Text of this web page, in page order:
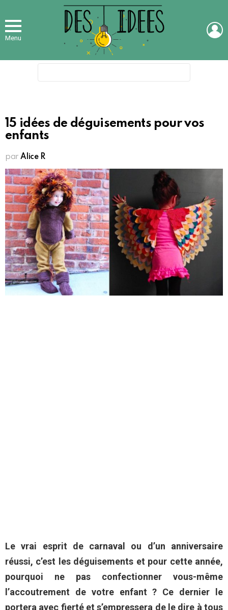
Menu
15 idées de déguisements pour vos
enfants
par Alice R
Le vrai esprit de carnaval ou d’un anniversaire
réussi, c’est les déguisements et pour cette année,
pourquoi ne pas confectionner vous-même
l’accoutrement de votre enfant ? Ce dernier le
portera avec fierté et s’empressera de le dire à tous